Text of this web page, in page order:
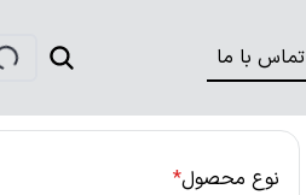
تماس با ما
نوع محصول*